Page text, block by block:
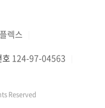
렉스
124-97-04563
Reserved